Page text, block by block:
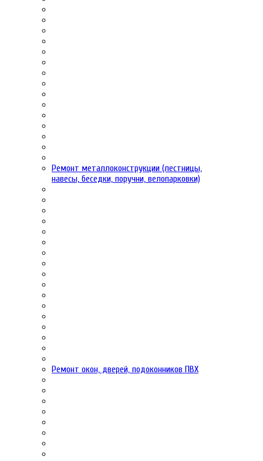
Ремонт металлоконструкции (лестницы,
навесы, беседки, поручни, велопарковки)
Ремонт окон, дверей, подоконников ПВХ